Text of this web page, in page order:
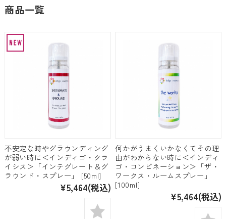
商品一覧
不安定な時やグラウンディング
が弱い時に＜インディゴ・クラ
イシス＞「インテグレート＆グ
ラウンド・スプレー」 [50ml]
¥5,464(税込)
何かがうまくいかなくてその理
由がわからない時に＜インディ
ゴ・コンビネーション＞「ザ・
ワークス・ルームスプレー」
[100ml]
¥5,464(税込)